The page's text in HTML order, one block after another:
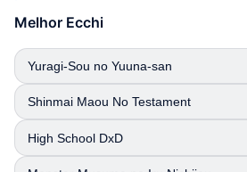
Melhor Ecchi
Yuragi-Sou no Yuuna-san
Shinmai Maou No Testament
High School DxD